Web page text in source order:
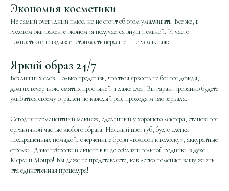
Экономия косметики
Не самый очевидный плюс, но не стоит об этом умалчивать. Все же, в
годовом эквиваленте экономия получается внушительной. И часто
полностью оправдывает стоимость перманентного макияжа.
Яркий образ 24/7
Без лишних слов. Только представь, что твоя яркость не боится дождя,
долгих вечеринок, смятых простыней и даже слез! Вы гарантированно будете
улыбаться своему отражению каждый раз, проходя мимо зеркала.
Сегодня перманентный макияж, сделанный у хорошего мастера, становится
органичной частью любого образа. Нежный цвет губ, будто слегка
подкрашенных помадой, очерченные брови «волосок к волоску», аккуратные
стрелки. Даже неброский акцент в виде соблазнительной родинки в духе
Мерлин Монро! Вы даже не представляете, как легко поменяет вашу жизнь
эта единственная процедура!